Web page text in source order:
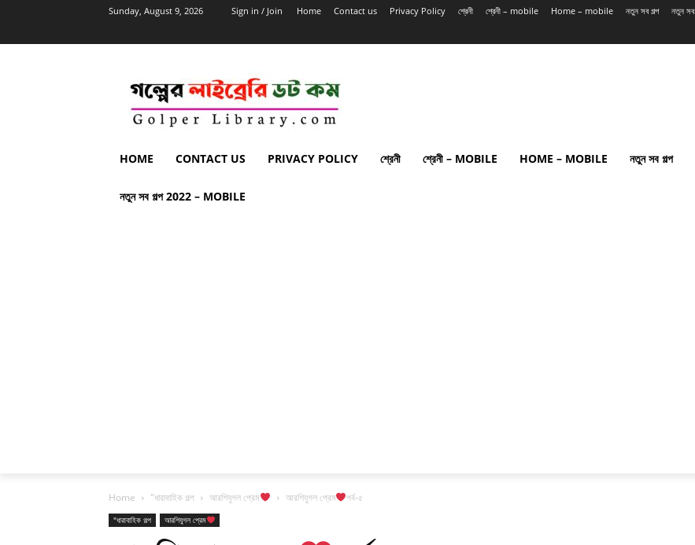
Sunday, August 9, 2026 Sign in / Join Home Contact us Privacy Policy শ্রেনী শ্রেনী – mobile Home – mobile নতুন সব গল্প নতুন
HOME CONTACT US PRIVACY POLICY শ্রেনী শ্রেনী – MOBILE HOME – MOBILE নতুন সব গল্প
নতুন সব গল্প 2022 – MOBILE
Home "ধারাবাহিক গল্প আরশিযুগল প্রেম আরশিযুগল প্রেম পর্ব-৫
"ধারাবাহিক গল্প আরশিযুগল প্রেম